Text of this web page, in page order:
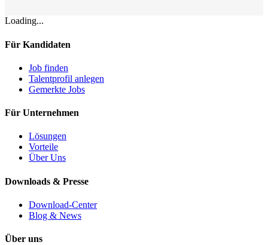
Loading...
Für Kandidaten
Job finden
Talentprofil anlegen
Gemerkte Jobs
Für Unternehmen
Lösungen
Vorteile
Über Uns
Downloads & Presse
Download-Center
Blog & News
Über uns